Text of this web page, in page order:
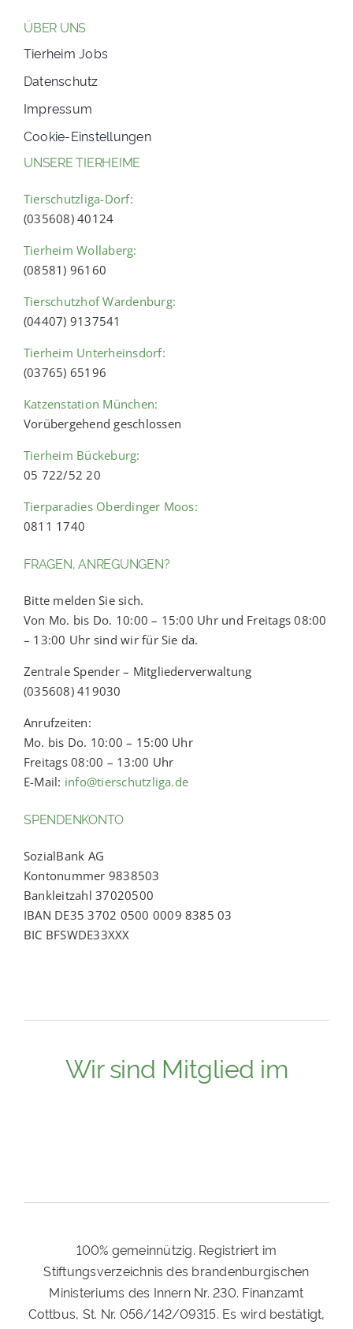
ÜBER UNS
Tierheim Jobs
Datenschutz
Impressum
Cookie-Einstellungen
UNSERE TIERHEIME
Tierschutzliga-Dorf:
(035608) 40124
Tierheim Wollaberg:
(08581) 96160
Tierschutzhof Wardenburg:
(04407) 9137541
Tierheim Unterheinsdorf:
(03765) 65196
Katzenstation München:
Vorübergehend geschlossen
Tierheim Bückeburg:
05 722/52 20
Tierparadies Oberdinger Moos:
0811 1740
FRAGEN, ANREGUNGEN?
Bitte melden Sie sich.
Von Mo. bis Do. 10:00 – 15:00 Uhr und Freitags 08:00
– 13:00 Uhr sind wir für Sie da.
Zentrale Spender – Mitgliederverwaltung
(035608) 419030
Anrufzeiten:
Mo. bis Do. 10:00 – 15:00 Uhr
Freitags 08:00 – 13:00 Uhr
E-Mail: info@tierschutzliga.de
SPENDENKONTO
SozialBank AG
Kontonummer 9838503
Bankleitzahl 37020500
IBAN DE35 3702 0500 0009 8385 03
BIC BFSWDE33XXX
Wir sind Mitglied im
100% gemeinnützig. Registriert im
Stiftungsverzeichnis des brandenburgischen
Ministeriums des Innern Nr. 230. Finanzamt
Cottbus, St. Nr. 056/142/09315. Es wird bestätigt,